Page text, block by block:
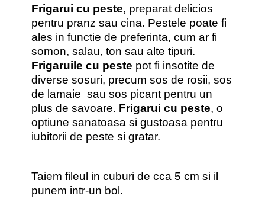
Frigarui cu peste, preparat delicios
pentru pranz sau cina. Pestele poate fi
ales in functie de preferinta, cum ar fi
somon, salau, ton sau alte tipuri.
Frigaruile cu peste pot fi insotite de
diverse sosuri, precum sos de rosii, sos
de lamaie sau sos picant pentru un
plus de savoare. Frigarui cu peste, o
optiune sanatoasa si gustoasa pentru
iubitorii de peste si gratar.
Taiem fileul in cuburi de cca 5 cm si il
punem intr-un bol.